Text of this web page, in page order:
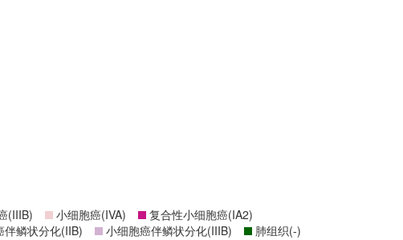
(IIIB) 小细胞癌(IVA)
复合性小细胞癌(IA2)
伴鳞状分化(IIB) 小细胞癌伴鳞状分化(IIIB) 肺组织(-)